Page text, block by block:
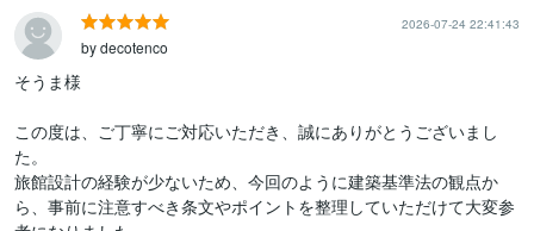
2026-07-24 22:41:43
by decotenco
そうま様
この度は、ご丁寧にご対応いただき、誠にありがとうございまし
た。
旅館設計の経験が少ないため、今回のように建築基準法の観点か
ら、事前に注意すべき条文やポイントを整理していただけて大変参